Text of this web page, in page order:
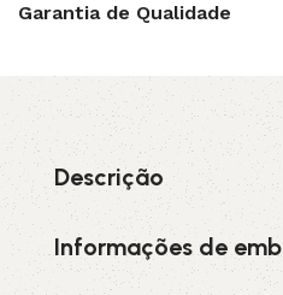
Garantia de Qualidade
Descrição
Informações de